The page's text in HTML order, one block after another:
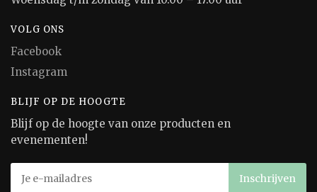
VOLG ONS
Facebook
Instagram
BLIJF OP DE HOOGTE
Blijf op de hoogte van onze producten en
evenementen!